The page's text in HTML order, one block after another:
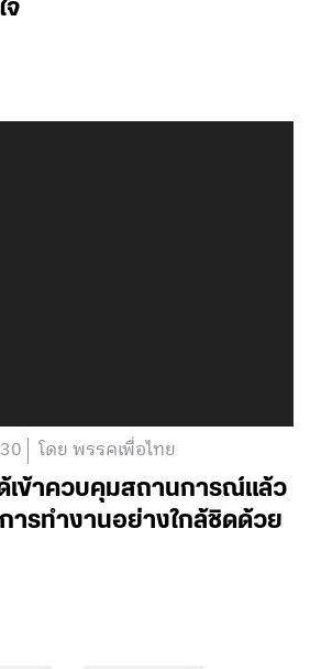
จ
โดย พรรคเพื่อไทย
เข้าควบคุมสถานการณ์แล้ว
ารทำงานอย่างใกล้ชิดด้วย